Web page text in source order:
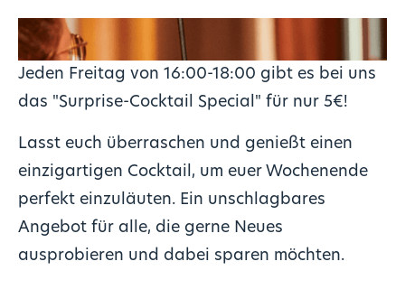
Jeden Freitag von 16:00-18:00 gibt es bei uns
das "Surprise-Cocktail Special" für nur 5€!
Lasst euch überraschen und genießt einen
einzigartigen Cocktail, um euer Wochenende
perfekt einzuläuten. Ein unschlagbares
Angebot für alle, die gerne Neues
ausprobieren und dabei sparen möchten.